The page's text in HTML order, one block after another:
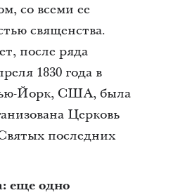
со всеми ее
священства.
после ряда
1830 года в
Йорк, США, была
Церковь
последних
еще одно